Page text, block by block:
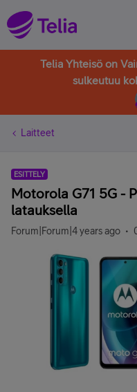
Telia Yhteisö on
sulkeutuu
Laitteet
ESITTELY
Motorola G71 5G -
latauksella
Forum|Forum|4 years ago